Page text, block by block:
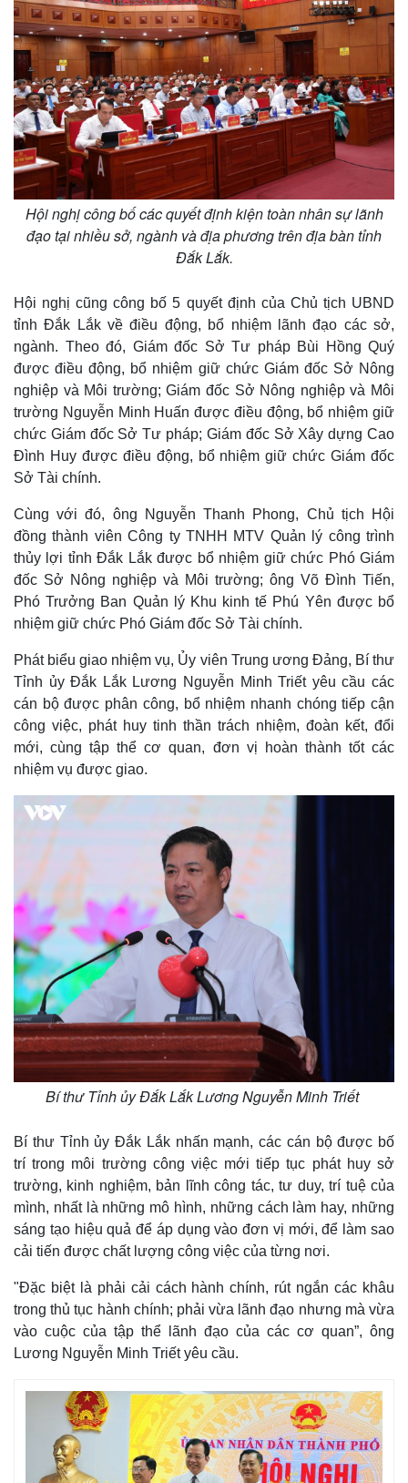
Thế giới
Cuộc sống đó đây
Hồ sơ
Ảnh
E-Magazine
Infographic
Kinh tế
Bất động sản
Khởi nghiệp
Thị trường
Giá vàng
Tiêu dùng
Tỷ giá
Chứng khoán
m
Hội nghị công bố các quyết định kiện toàn nhân sự lãnh
đạo tại nhiều sở, ngành và địa phương trên địa bàn tỉnh
Đắk Lắk.
Hội nghị cũng công bố 5 quyết định của Chủ tịch UBND
tỉnh Đắk Lắk về điều động, bổ nhiệm lãnh đạo các sở,
ngành. Theo đó, Giám đốc Sở Tư pháp Bùi Hồng Quý
được điều động, bổ nhiệm giữ chức Giám đốc Sở Nông
nghiệp và Môi trường; Giám đốc Sở Nông nghiệp và Môi
trường Nguyễn Minh Huấn được điều động, bổ nhiệm giữ
chức Giám đốc Sở Tư pháp; Giám đốc Sở Xây dựng Cao
Đình Huy được điều động, bổ nhiệm giữ chức Giám đốc
Sở Tài chính.
Cùng với đó, ông Nguyễn Thanh Phong, Chủ tịch Hội
đồng thành viên Công ty TNHH MTV Quản lý công trình
thủy lợi tỉnh Đắk Lắk được bổ nhiệm giữ chức Phó Giám
đốc Sở Nông nghiệp và Môi trường; ông Võ Đình Tiến,
Phó Trưởng Ban Quản lý Khu kinh tế Phú Yên được bổ
nhiệm giữ chức Phó Giám đốc Sở Tài chính.
Phát biểu giao nhiệm vụ, Ủy viên Trung ương Đảng, Bí thư
Tỉnh ủy Đắk Lắk Lương Nguyễn Minh Triết yêu cầu các
cán bộ được phân công, bổ nhiệm nhanh chóng tiếp cận
công việc, phát huy tinh thần trách nhiệm, đoàn kết, đổi
mới, cùng tập thể cơ quan, đơn vị hoàn thành tốt các
nhiệm vụ được giao.
Bí thư Tỉnh ủy Đắk Lắk Lương Nguyễn Minh Triết
Bí thư Tỉnh ủy Đắk Lắk nhấn mạnh, các cán bộ được bố
trí trong môi trường công việc mới tiếp tục phát huy sở
trường, kinh nghiệm, bản lĩnh công tác, tư duy, trí tuệ của
mình, nhất là những mô hình, những cách làm hay, những
sáng tạo hiệu quả để áp dụng vào đơn vị mới, để làm sao
cải tiến được chất lượng công việc của từng nơi.
"Đặc biệt là phải cải cách hành chính, rút ngắn các khâu
trong thủ tục hành chính; phải vừa lãnh đạo nhưng mà vừa
vào cuộc của tập thể lãnh đạo của các cơ quan”, ông
Lương Nguyễn Minh Triết yêu cầu.